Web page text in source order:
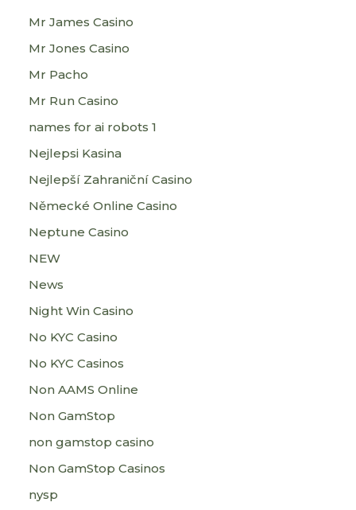
Mr James Casino
Mr Jones Casino
Mr Pacho
Mr Run Casino
names for ai robots 1
Nejlepsi Kasina
Nejlepší Zahraniční Casino
Německé Online Casino
Neptune Casino
NEW
News
Night Win Casino
No KYC Casino
No KYC Casinos
Non AAMS Online
Non GamStop
non gamstop casino
Non GamStop Casinos
nysp